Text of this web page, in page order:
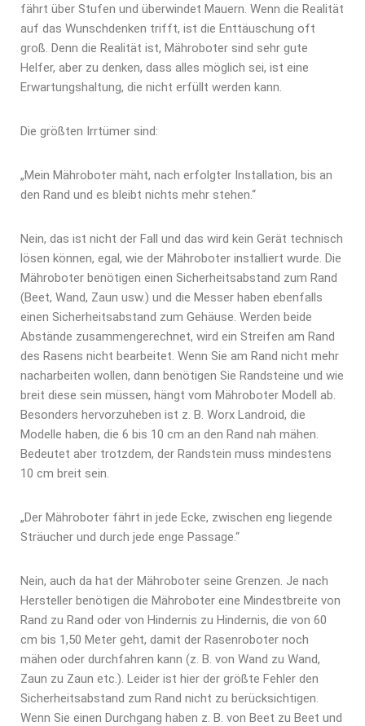
fährt über Stufen und überwindet Mauern. Wenn die Realität
auf das Wunschdenken trifft, ist die Enttäuschung oft
groß. Denn die Realität ist, Mähroboter sind sehr gute
Helfer, aber zu denken, dass alles möglich sei, ist eine
Erwartungshaltung, die nicht erfüllt werden kann.
Die größten Irrtümer sind:
„Mein Mähroboter mäht, nach erfolgter Installation, bis an
den Rand und es bleibt nichts mehr stehen.“
Nein, das ist nicht der Fall und das wird kein Gerät technisch
lösen können, egal, wie der Mähroboter installiert wurde. Die
Mähroboter benötigen einen Sicherheitsabstand zum Rand
(Beet, Wand, Zaun usw.) und die Messer haben ebenfalls
einen Sicherheitsabstand zum Gehäuse. Werden beide
Abstände zusammengerechnet, wird ein Streifen am Rand
des Rasens nicht bearbeitet. Wenn Sie am Rand nicht mehr
nacharbeiten wollen, dann benötigen Sie Randsteine und wie
breit diese sein müssen, hängt vom Mähroboter Modell ab.
Besonders hervorzuheben ist z. B. Worx Landroid, die
Modelle haben, die 6 bis 10 cm an den Rand nah mähen.
Bedeutet aber trotzdem, der Randstein muss mindestens
10 cm breit sein.
„Der Mähroboter fährt in jede Ecke, zwischen eng liegende
Sträucher und durch jede enge Passage.“
Nein, auch da hat der Mähroboter seine Grenzen. Je nach
Hersteller benötigen die Mähroboter eine Mindestbreite von
Rand zu Rand oder von Hindernis zu Hindernis, die von 60
cm bis 1,50 Meter geht, damit der Rasenroboter noch
mähen oder durchfahren kann (z. B. von Wand zu Wand,
Zaun zu Zaun etc.). Leider ist hier der größte Fehler den
Sicherheitsabstand zum Rand nicht zu berücksichtigen.
Wenn Sie einen Durchgang haben z. B. von Beet zu Beet und